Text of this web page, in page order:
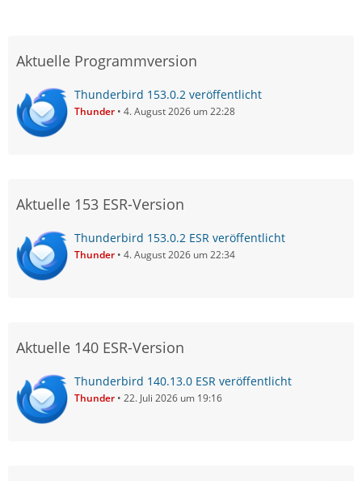
Aktuelle Programmversion
Thunderbird 153.0.2 veröffentlicht
Thunder 4. August 2026 um 22:28
Aktuelle 153 ESR-Version
Thunderbird 153.0.2 ESR veröffentlicht
Thunder 4. August 2026 um 22:34
Aktuelle 140 ESR-Version
Thunderbird 140.13.0 ESR veröffentlicht
Thunder 22. Juli 2026 um 19:16